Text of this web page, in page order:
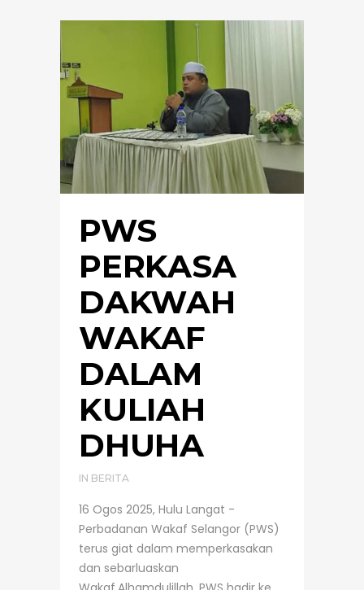
PWS
PERKASA
DAKWAH
WAKAF
DALAM
KULIAH
DHUHA
IN BERITA
16 Ogos 2025, Hulu Langat -
Perbadanan Wakaf Selangor (PWS)
terus giat dalam memperkasakan
dan sebarluaskan